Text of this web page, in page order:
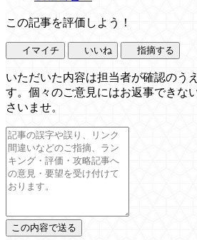
この記事を評価しよう！
イマイチ いいね 指摘する
いただいた内容は担当者が確認のう
す。個々のご意見にはお返事できな
さいませ。